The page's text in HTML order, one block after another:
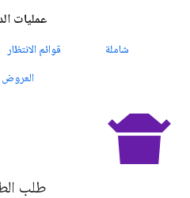
عمليات
شاملة قوائم الانتظار
العروض
takeout_dining
طلب